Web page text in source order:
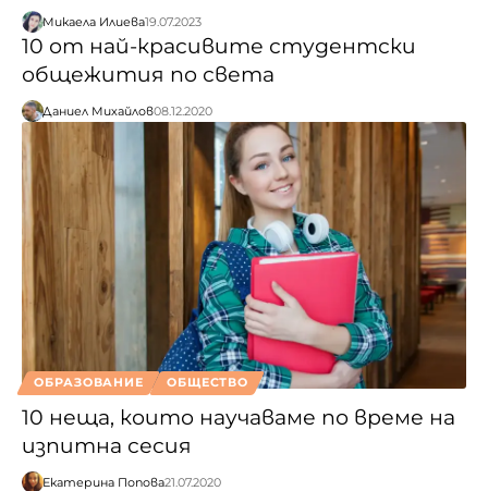
Микаела Илиева19.07.2023
10 от най-красивите студентски
общежития по света
Даниел Михайлов08.12.2020
ОБРАЗОВАНИЕ ОБЩЕСТВО
10 неща, които научаваме по време на
изпитна сесия
Екатерина Попова21.07.2020